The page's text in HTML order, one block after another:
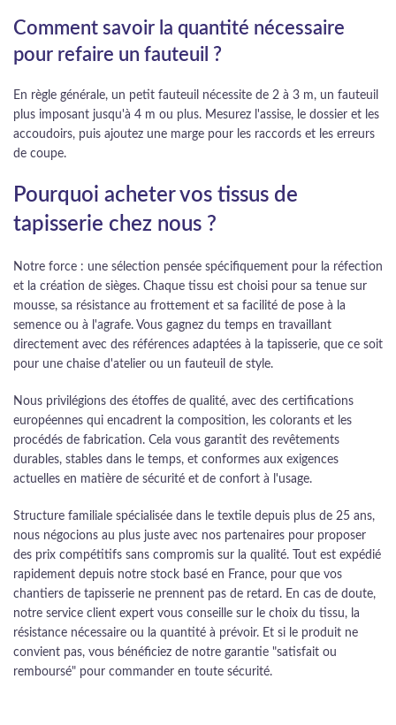
Comment savoir la quantité nécessaire
pour refaire un fauteuil ?
En règle générale, un petit fauteuil nécessite de 2 à 3 m, un fauteuil
plus imposant jusqu'à 4 m ou plus. Mesurez l'assise, le dossier et les
accoudoirs, puis ajoutez une marge pour les raccords et les erreurs
de coupe.
Pourquoi acheter vos tissus de
tapisserie chez nous ?
Notre force : une sélection pensée spécifiquement pour la réfection
et la création de sièges. Chaque tissu est choisi pour sa tenue sur
mousse, sa résistance au frottement et sa facilité de pose à la
semence ou à l'agrafe. Vous gagnez du temps en travaillant
directement avec des références adaptées à la tapisserie, que ce soit
pour une chaise d'atelier ou un fauteuil de style.
Nous privilégions des étoffes de qualité, avec des certifications
européennes qui encadrent la composition, les colorants et les
procédés de fabrication. Cela vous garantit des revêtements
durables, stables dans le temps, et conformes aux exigences
actuelles en matière de sécurité et de confort à l'usage.
Structure familiale spécialisée dans le textile depuis plus de 25 ans,
nous négocions au plus juste avec nos partenaires pour proposer
des prix compétitifs sans compromis sur la qualité. Tout est expédié
rapidement depuis notre stock basé en France, pour que vos
chantiers de tapisserie ne prennent pas de retard. En cas de doute,
notre service client expert vous conseille sur le choix du tissu, la
résistance nécessaire ou la quantité à prévoir. Et si le produit ne
convient pas, vous bénéficiez de notre garantie "satisfait ou
remboursé" pour commander en toute sécurité.